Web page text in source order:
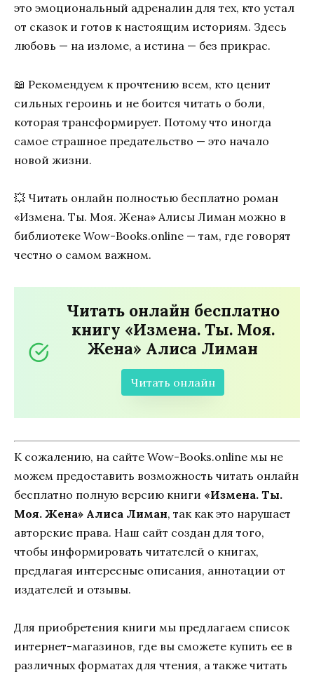
это эмоциональный адреналин для тех, кто устал
от сказок и готов к настоящим историям. Здесь
любовь — на изломе, а истина — без прикрас.
📖 Рекомендуем к прочтению всем, кто ценит
сильных героинь и не боится читать о боли,
которая трансформирует. Потому что иногда
самое страшное предательство — это начало
новой жизни.
💥 Читать онлайн полностью бесплатно роман
«Измена. Ты. Моя. Жена» Алисы Лиман можно в
библиотеке Wow-Books.online — там, где говорят
честно о самом важном.
Читать онлайн бесплатно
книгу «Измена. Ты. Моя.
Жена» Алиса Лиман
Читать онлайн
К сожалению, на сайте Wow-Books.online мы не
можем предоставить возможность читать онлайн
бесплатно полную версию книги «Измена. Ты.
Моя. Жена» Алиса Лиман, так как это нарушает
авторские права. Наш сайт создан для того,
чтобы информировать читателей о книгах,
предлагая интересные описания, аннотации от
издателей и отзывы.
Для приобретения книги мы предлагаем список
интернет-магазинов, где вы сможете купить ее в
различных форматах для чтения, а также читать